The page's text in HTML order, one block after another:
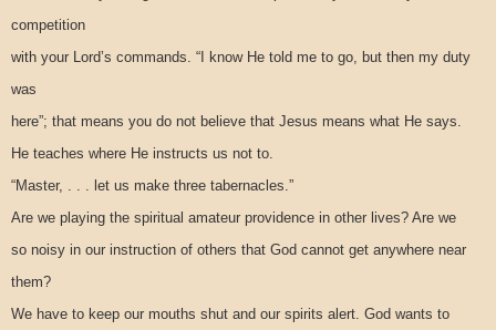
competition
with your Lord’s commands. “I know He told me to go, but then my duty
was
here”; that means you do not believe that Jesus means what He says.
He teaches where He instructs us not to.
“Master, . . . let us make three tabernacles.”
Are we playing the spiritual amateur providence in other lives? Are we
so noisy in our instruction of others that God cannot get anywhere near
them?
We have to keep our mouths shut and our spirits alert. God wants to